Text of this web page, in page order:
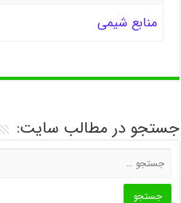
منابع شیمی
جستجو در مطالب سایت: